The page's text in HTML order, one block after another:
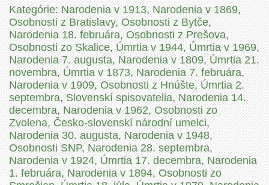
Kategórie:Narodenia v 1913,Narodenia v 1869,
Osobnosti z Bratislavy,Osobnosti z Bytče,
Narodenia 18. februára,Osobnosti z Prešova,
Osobnosti zo Skalice,Úmrtia v 1944,Úmrtia v 1969,
Narodenia 7. augusta,Narodenia v 1809,Úmrtia 21.
novembra,Úmrtia v 1873,Narodenia 7. februára,
Narodenia v 1909,Osobnosti z Hnúšte,Úmrtia 2.
septembra,Slovenskí spisovatelia,Narodenia 14.
decembra,Narodenia v 1962,Osobnosti zo
Zvolena,Česko-slovenskí národní umelci,
Narodenia 30. augusta,Narodenia v 1948,
Osobnosti SNP,Narodenia 28. septembra,
Narodenia v 1924,Úmrtia 17. decembra,Narodenia
1. februára,Narodenia v 1894,Osobnosti zo